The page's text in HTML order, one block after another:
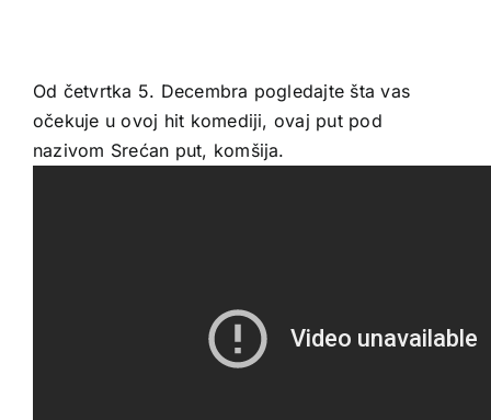
Od četvrtka 5. Decembra pogledajte šta vas
očekuje u ovoj hit komediji, ovaj put pod
nazivom Srećan put, komšija.